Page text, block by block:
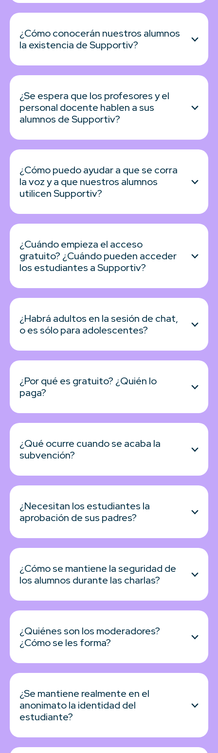
¿Cómo conocerán nuestros alumnos
la existencia de Supportiv?
¿Se espera que los profesores y el
personal docente hablen a sus
alumnos de Supportiv?
¿Cómo puedo ayudar a que se corra
la voz y a que nuestros alumnos
utilicen Supportiv?
¿Cuándo empieza el acceso
gratuito? ¿Cuándo pueden acceder
los estudiantes a Supportiv?
¿Habrá adultos en la sesión de chat,
o es sólo para adolescentes?
¿Por qué es gratuito? ¿Quién lo
paga?
¿Qué ocurre cuando se acaba la
subvención?
¿Necesitan los estudiantes la
aprobación de sus padres?
¿Cómo se mantiene la seguridad de
los alumnos durante las charlas?
¿Quiénes son los moderadores?
¿Cómo se les forma?
¿Se mantiene realmente en el
anonimato la identidad del
estudiante?